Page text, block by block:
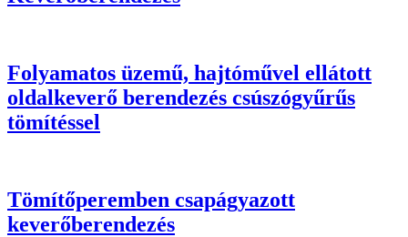
Folyamatos üzemű, hajtóművel ellátott
oldalkeverő berendezés csúszógyűrűs
tömítéssel
Tömítőperemben csapágyazott
keverőberendezés